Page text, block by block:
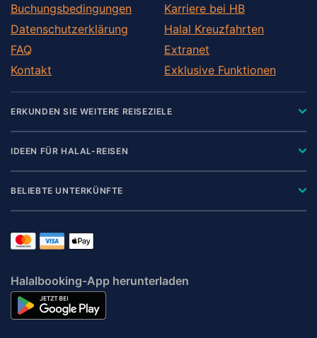
Buchungsbedingungen
Datenschutzerklärung
FAQ
Kontakt
Karriere bei HB
Halal Kreuzfahrten
Extranet
Exklusive Funktionen
ERKUNDEN SIE WEITERE REISEZIELE
IDEEN FÜR HALAL-REISEN
BELIEBTE UNTERKÜNFTE
Halalbooking-App herunterladen